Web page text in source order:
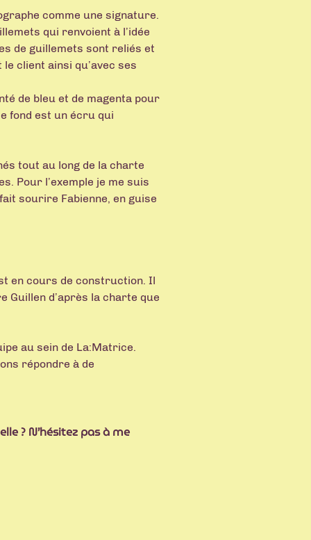
comme une signature.
qui renvoient à l’idée
de guillemets sont reliés et
client ainsi qu’avec ses
de bleu et de magenta pour
fond est un écru qui
tout au long de la charte
Pour l’exemple je me suis
sourire Fabienne, en guise
en cours de construction. Il
Guillen d’après la charte que
au sein de La:Matrice.
répondre à de
? N’hésitez pas à me